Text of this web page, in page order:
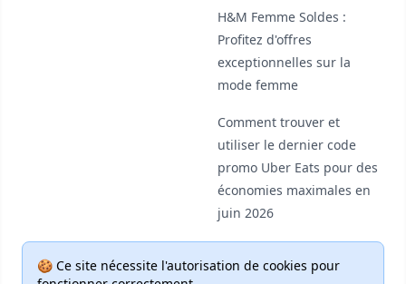
🍪 Ce site nécessite l'autorisation de cookies pour
H&M Femme Soldes :
Profitez d'offres
exceptionnelles sur la
mode femme
Comment trouver et
utiliser le dernier code
promo Uber Eats pour des
économies maximales en
juin 2026